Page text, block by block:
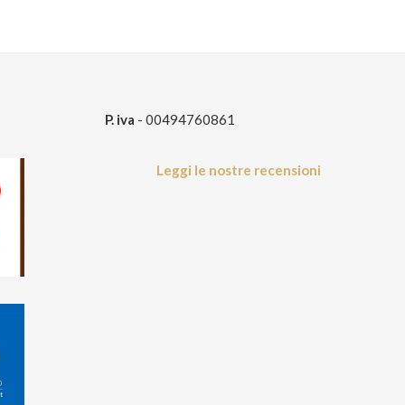
P. iva - 00494760861
Leggi le nostre recensioni